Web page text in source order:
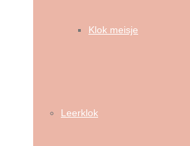
Klok meisje
Leerklok